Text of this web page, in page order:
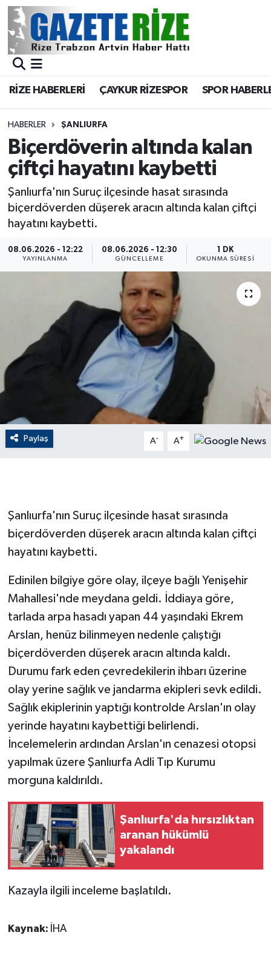
RİZE HABERLERİ ÇAYKUR RİZESPOR SPOR
HABERLER ŞANLIURFA
Biçerdöverin altında kalan
çiftçi hayatını kaybetti
Şanlıurfa'nın Suruç ilçesinde hasat sırasında
biçerdöverden düşerek aracın altında kalan çiftçi
hayatını kaybetti.
08.06.2026 - 12:22
YAYINLANMA
08.06.2026 - 12:30
GÜNCELLEME
1 DK
OKUNMA SÜRESI
Paylaş A- A+
Şanlıurfa'nın Suruç ilçesinde hasat sırasında
biçerdöverden düşerek aracın altında kalan çiftçi
hayatını kaybetti.
Edinilen bilgiye göre olay, ilçeye bağlı Yenişehir
Mahallesi'nde meydana geldi. İddiaya göre,
tarlada arpa hasadı yapan 44 yaşındaki Ekrem
Arslan, henüz bilinmeyen nedenle çalıştığı
biçerdöverden düşerek aracın altında kaldı.
Durumu fark eden çevredekilerin ihbarı üzerine
olay yerine sağlık ve jandarma ekipleri sevk edildi.
Sağlık ekiplerinin yaptığı kontrolde Arslan'ın olay
yerinde hayatını kaybettiği belirlendi.
İncelemelerin ardından Arslan'ın cenazesi otopsi
yapılmak üzere Şanlıurfa Adli Tıp Kurumu
morguna kaldırıldı.
Şanlıurfa'da hırsızlıktan
aranan hükümlü
yakalandı
Kazayla ilgili inceleme başlatıldı.
Kaynak: İHA
BÖLGEMİZ
Asayiş
Rize Jandarma Komutanlığı
Bilim Teknoloji
Advertising news
Canlı Maç
Dış Haberler
English News
Flaş Haber
Gayrimenkul
GÜNDEM
Güvenlik
İNSAN
İş Dünyası
Jandarma
Kadın
KÜLTÜR SANAT
MAGAZİN
Merkez Nöbetçi Eczaneler
Merkez Trafik Yoğunluk Haritası
Süper Lig Puan Durumu ve Fikstür
Tüm Manşetler
Son Dakika Haberleri
Haber Arşivi